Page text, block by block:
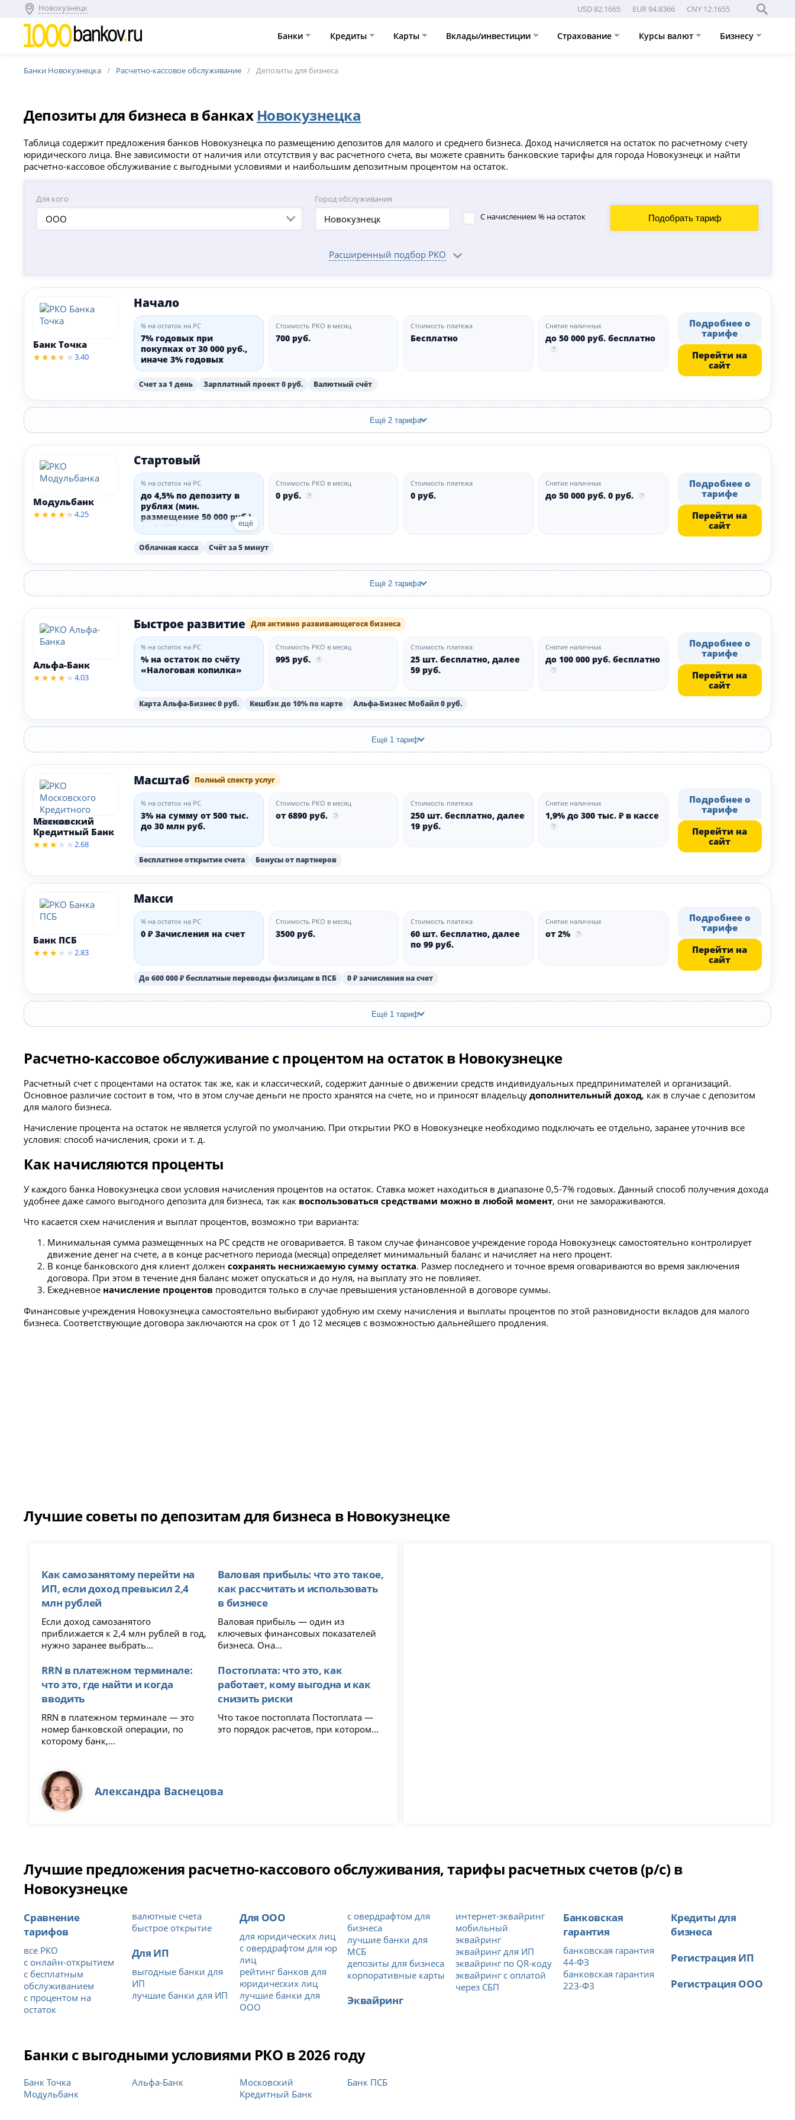
Новокузнецк USD 82.1665 EUR 94.8366 CNY 12.1655
Банки Кредиты Карты Вклады/инвестиции Страхование Курсы валют Бизнесу
Банки Новокузнецка Расчетно-кассовое обслуживание Депозиты для бизнеса
Депозиты для бизнеса в банках Новокузнецка
Таблица содержит предложения банков Новокузнецка по размещению депозитов для малого и среднего бизнеса. Доход начисляется на остаток по расчетному счету
юридического лица. Вне зависимости от наличия или отсутствия у вас расчетного счета, вы можете сравнить банковские тарифы для города Новокузнецк и найти
расчетно-кассовое обслуживание с выгодными условиями и наибольшим депозитным процентом на остаток.
Для кого
ООО
Город обслуживания
С начислением % на остаток
Подобрать тариф
Расширенный подбор РКО
Банк Точка
3.40
Начало
% на остаток на РС
7% годовых при
покупках от 30 000 руб.,
иначе 3% годовых
Стоимость РКО в месяц
700 руб.
Стоимость платежа
Бесплатно
Снятие наличных
до 50 000 руб. бесплатно
Счет за 1 день Зарплатный проект 0 руб. Валютный счёт
Подробнее о
тарифе
Перейти на
сайт
Ещё 2 тарифа
Модульбанк
4.25
Стартовый
% на остаток на РС
до 4,5% по депозиту в
рублях (мин.
размещение 50 000 руб.),
до 0,15% по депозиту в
юанях
ещё
Стоимость РКО в месяц
0 руб.
Стоимость платежа
0 руб.
Снятие наличных
до 50 000 руб. 0 руб.
Облачная касса Счёт за 5 минут
Подробнее о
тарифе
Перейти на
сайт
Ещё 2 тарифа
Альфа-Банк
4.03
Быстрое развитие Для активно развивающегося бизнеса
% на остаток на РС
% на остаток по счёту
«Налоговая копилка»
Стоимость РКО в месяц
995 руб.
Стоимость платежа
25 шт. бесплатно, далее
59 руб.
Снятие наличных
до 100 000 руб. бесплатно
Карта Альфа-Бизнес 0 руб. Кешбэк до 10% по карте Альфа-Бизнес Мобайл 0 руб.
Подробнее о
тарифе
Перейти на
сайт
Ещё 1 тариф
Московский
Кредитный Банк
2.68
Масштаб Полный спектр услуг
% на остаток на РС
3% на сумму от 500 тыс.
до 30 млн руб.
Стоимость РКО в месяц
от 6890 руб.
Стоимость платежа
250 шт. бесплатно, далее
19 руб.
Снятие наличных
1,9% до 300 тыс. ₽ в кассе
Бесплатное открытие счета Бонусы от партнеров
Подробнее о
тарифе
Перейти на
сайт
Банк ПСБ
2.83
Макси
% на остаток на РС
0 ₽ Зачисления на счет
Стоимость РКО в месяц
3500 руб.
Стоимость платежа
60 шт. бесплатно, далее
по 99 руб.
Снятие наличных
от 2%
До 600 000 ₽ бесплатные переводы физлицам в ПСБ 0 ₽ зачисления на счет
Подробнее о
тарифе
Перейти на
сайт
Ещё 1 тариф
Расчетно-кассовое обслуживание с процентом на остаток в Новокузнецке
Расчетный счет с процентами на остаток так же, как и классический, содержит данные о движении средств индивидуальных предпринимателей и организаций.
Основное различие состоит в том, что в этом случае деньги не просто хранятся на счете, но и приносят владельцудополнительный доход, как в случае с депозитом
для малого бизнеса.
Начисление процента на остаток не является услугой по умолчанию. При открытии РКО в Новокузнецке необходимо подключать ее отдельно, заранее уточнив все
условия: способ начисления, сроки и т. д.
Как начисляются проценты
У каждого банка Новокузнецка свои условия начисления процентов на остаток. Ставка может находиться в диапазоне 0,5-7% годовых. Данный способ получения дохода
удобнее даже самого выгодного депозита для бизнеса, так как воспользоваться средствами можно в любой момент, они не замораживаются.
Что касается схем начисления и выплат процентов, возможно три варианта:
Минимальная сумма размещенных на РС средств не оговаривается. В таком случае финансовое учреждение города Новокузнецк самостоятельно контролирует
движение денег на счете, а в конце расчетного периода (месяца) определяет минимальный баланс и начисляет на него процент.
В конце банковского дня клиент долженсохранять неснижаемую сумму остатка. Размер последнего и точное время оговариваются во время заключения
договора. При этом в течение дня баланс может опускаться и до нуля, на выплату это не повлияет.
Ежедневное начисление процентов проводится только в случае превышения установленной в договоре суммы.
Финансовые учреждения Новокузнецка самостоятельно выбирают удобную им схему начисления и выплаты процентов по этой разновидности вкладов для малого
бизнеса. Соответствующие договора заключаются на срок от 1 до 12 месяцев с возможностью дальнейшего продления.
Лучшие советы по депозитам для бизнеса в Новокузнецке
Как самозанятому перейти на
ИП, если доход превысил 2,4
млн рублей
Если доход самозанятого
приближается к 2,4 млн рублей в год,
нужно заранее выбрать...
RRN в платежном терминале:
что это, где найти и когда
вводить
RRN в платежном терминале — это
номер банковской операции, по
которому банк,...
Валовая прибыль: что это такое,
как рассчитать и использовать
в бизнесе
Валовая прибыль — один из
ключевых финансовых показателей
бизнеса. Она...
Постоплата: что это, как
работает, кому выгодна и как
снизить риски
Что такое постоплата Постоплата —
это порядок расчетов, при котором...
Александра Васнецова
Лучшие предложения расчетно-кассового обслуживания, тарифы расчетных счетов (р/с) в
Новокузнецке
Сравнение
тарифов
все РКО
с онлайн-открытием
с бесплатным
обслуживанием
с процентом на
остаток
валютные счета
быстрое открытие
Для ИП
выгодные банки для
ИП
лучшие банки для ИП
Для ООО
для юридических лиц
с овердрафтом для юр
лиц
рейтинг банков для
юридических лиц
лучшие банки для
ООО
с овердрафтом для
бизнеса
лучшие банки для
МСБ
депозиты для бизнеса
корпоративные карты
Эквайринг
интернет-эквайринг
мобильный
эквайринг
эквайринг для ИП
эквайринг по QR-коду
эквайринг с оплатой
через СБП
Банковская
гарантия
банковская гарантия
44-ФЗ
банковская гарантия
223-ФЗ
Кредиты для
бизнеса
Регистрация ИП
Регистрация ООО
Банки с выгодными условиями РКО в 2026 году
Банк Точка
Модульбанк
Альфа-Банк
Московский
Кредитный Банк
Банк ПСБ